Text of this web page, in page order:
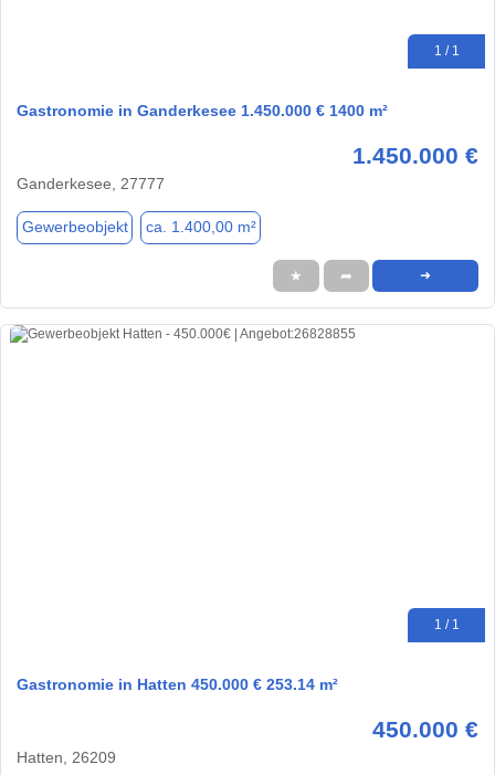
1 / 1
Gastronomie in Ganderkesee 1.450.000 € 1400 m²
1.450.000 €
Ganderkesee, 27777
Gewerbeobjekt ca. 1.400,00 m²
★ ➦ ➜
1 / 1
Gastronomie in Hatten 450.000 € 253.14 m²
450.000 €
Hatten, 26209